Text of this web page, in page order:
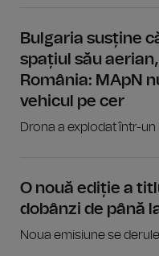
Bulgaria susține
spațiul său
România: MApN
vehicul pe cer
Drona a explodat într-un
O nouă ediție a
dobânzi de până
Noua emisiune se